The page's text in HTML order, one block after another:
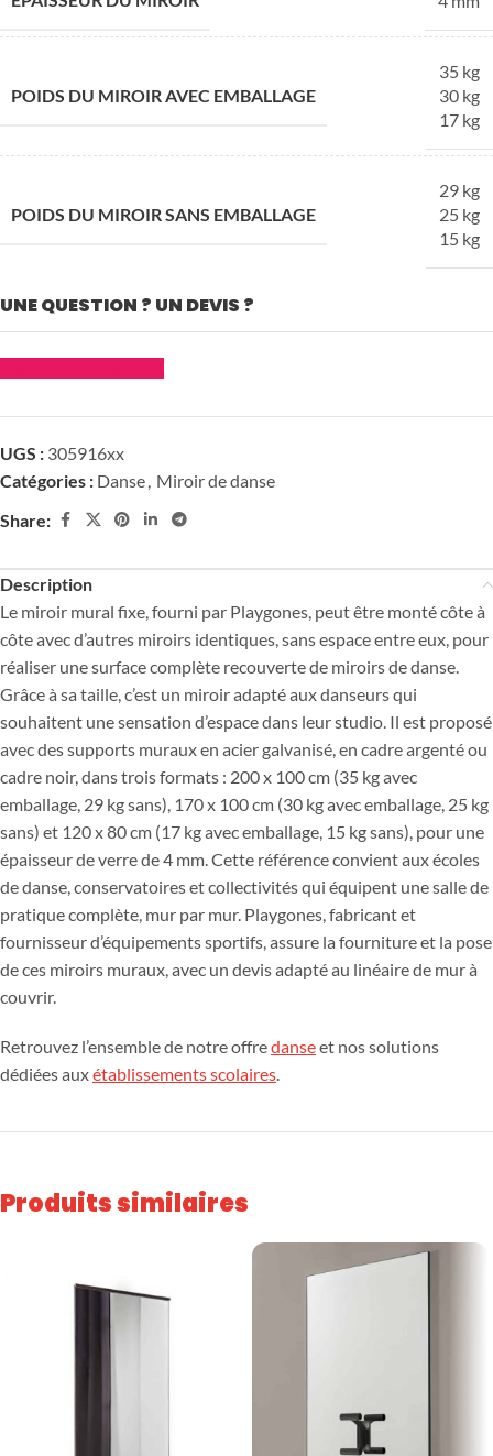
POIDS DU MIROIR AVEC EMBALLAGE
35 kg
30 kg
17 kg
POIDS DU MIROIR SANS EMBALLAGE
29 kg
25 kg
15 kg
UNE QUESTION ? UN DEVIS ?
UGS : 305916xx
Catégories : Danse, Miroir de danse
Share:
Description
Le miroir mural fixe, fourni par Playgones, peut être monté côte à
côte avec d’autres miroirs identiques, sans espace entre eux, pour
réaliser une surface complète recouverte de miroirs de danse.
Grâce à sa taille, c’est un miroir adapté aux danseurs qui
souhaitent une sensation d’espace dans leur studio. Il est proposé
avec des supports muraux en acier galvanisé, en cadre argenté ou
cadre noir, dans trois formats : 200 x 100 cm (35 kg avec
emballage, 29 kg sans), 170 x 100 cm (30 kg avec emballage, 25 kg
sans) et 120 x 80 cm (17 kg avec emballage, 15 kg sans), pour une
épaisseur de verre de 4 mm. Cette référence convient aux écoles
de danse, conservatoires et collectivités qui équipent une salle de
pratique complète, mur par mur. Playgones, fabricant et
fournisseur d’équipements sportifs, assure la fourniture et la pose
de ces miroirs muraux, avec un devis adapté au linéaire de mur à
couvrir.
Retrouvez l’ensemble de notre offredanseet nos solutions
dédiées auxétablissements scolaires.
Produits similaires